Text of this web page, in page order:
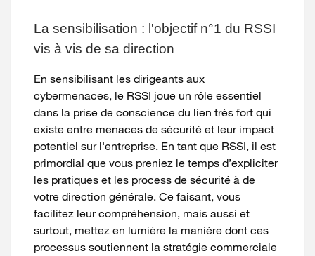
La sensibilisation : l'objectif n°1 du RSSI
vis à vis de sa direction
En sensibilisant les dirigeants aux
cybermenaces, le RSSI joue un rôle essentiel
dans la prise de conscience du lien très fort qui
existe entre menaces de sécurité et leur impact
potentiel sur l'entreprise. En tant que RSSI, il est
primordial que vous preniez le temps d’expliciter
les pratiques et les process de sécurité à de
votre direction générale. Ce faisant, vous
facilitez leur compréhension, mais aussi et
surtout, mettez en lumière la manière dont ces
processus soutiennent la stratégie commerciale